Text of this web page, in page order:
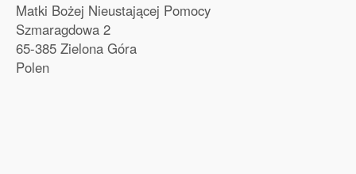
Matki Bożej Nieustającej Pomocy
Szmaragdowa 2
65-385 Zielona Góra
Polen